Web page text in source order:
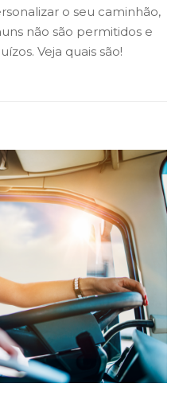
o seu caminhão,
não são permitidos e
Veja quais são!